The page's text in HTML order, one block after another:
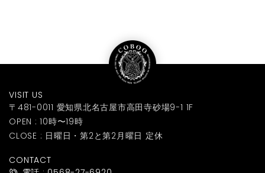
VISIT US
〒481-0011 愛知県北名古屋市高田寺砂場9-1 1F
OPEN : 10時〜19時
CLOSE : 日曜日・第2と第2月曜日 定休
CONTACT